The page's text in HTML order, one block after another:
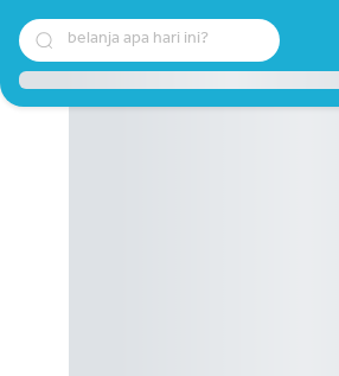
belanja apa hari ini?